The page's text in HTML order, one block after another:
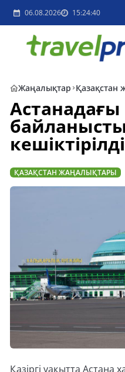
06.08.2026 15:24:40
Жаңалықтар Қазақстан
кешіктірілді
ҚАЗАҚСТАН ЖАҢАЛЫҚТАРЫ
Қазіргі уақытта